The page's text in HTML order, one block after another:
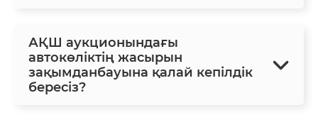
АҚШ аукционындағы
автокөліктің жасырын
зақымданбауына қалай кепілдік
бересіз?